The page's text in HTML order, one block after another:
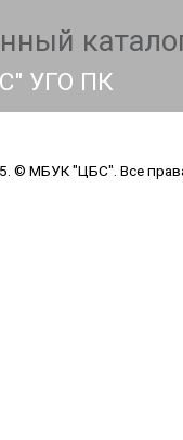
УГО ПК
© МБУК "ЦБС". Все